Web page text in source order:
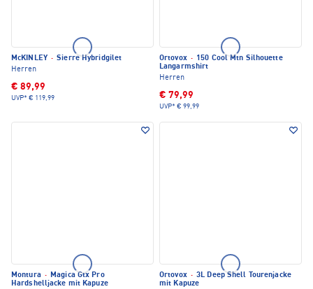
McKINLEY · Sierre Hybridgilet
Herren
€ 89,99
UVP* € 119,99
Ortovox · 150 Cool Mtn Silhouette
Langarmshirt
Herren
€ 79,99
UVP* € 99,99
Montura · Magica Gtx Pro
Hardshelljacke mit Kapuze
Ortovox · 3L Deep Shell Tourenjacke
mit Kapuze